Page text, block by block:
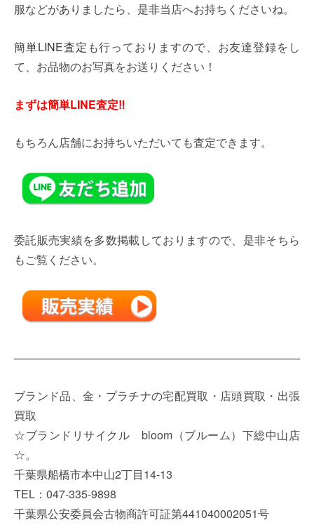
服などがありましたら、是非当店へお持ちくださいね。
簡単LINE査定 も行っておりますので、お友達登録をし
て、お品物のお写真をお送りください！
まずは簡単LINE査定‼
もちろん店舗にお持ちいただいても査定できます。
委託販売実績を多数掲載しておりますので、是非そちら
もご覧ください。
——————————————————————————-
ブランド品、金・プラチナの宅配買取・店頭買取・出張
買取
☆ブランドリサイクル bloom（ブルーム）下総中山店
☆。
千葉県船橋市本中山2丁目14-13
TEL：047-335-9898
千葉県公安委員会古物商許可証第441040002051号